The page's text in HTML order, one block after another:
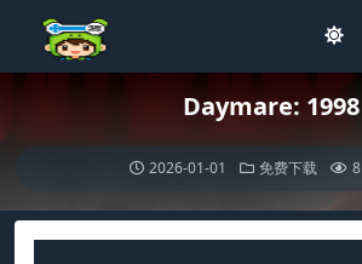
Daymare: 1998
2026-01-01 免费下载 8